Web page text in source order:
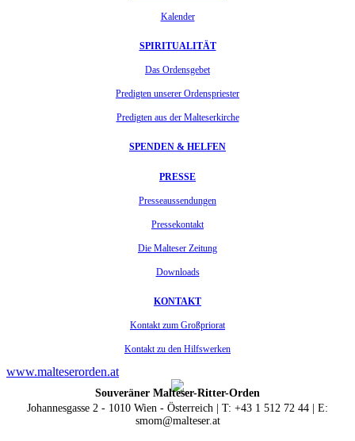
Kalender
SPIRITUALITÄT
Das Ordensgebet
Predigten unserer Ordenspriester
Predigten aus der Malteserkirche
SPENDEN & HELFEN
PRESSE
Presseaussendungen
Pressekontakt
Die Malteser Zeitung
Downloads
KONTAKT
Kontakt zum Großpriorat
Kontakt zu den Hilfswerken
www.malteserorden.at
Souveräner Malteser-Ritter-Orden
Johannesgasse 2 - 1010 Wien - Österreich | T: +43 1 512 72 44 | E:
smom@malteser.at